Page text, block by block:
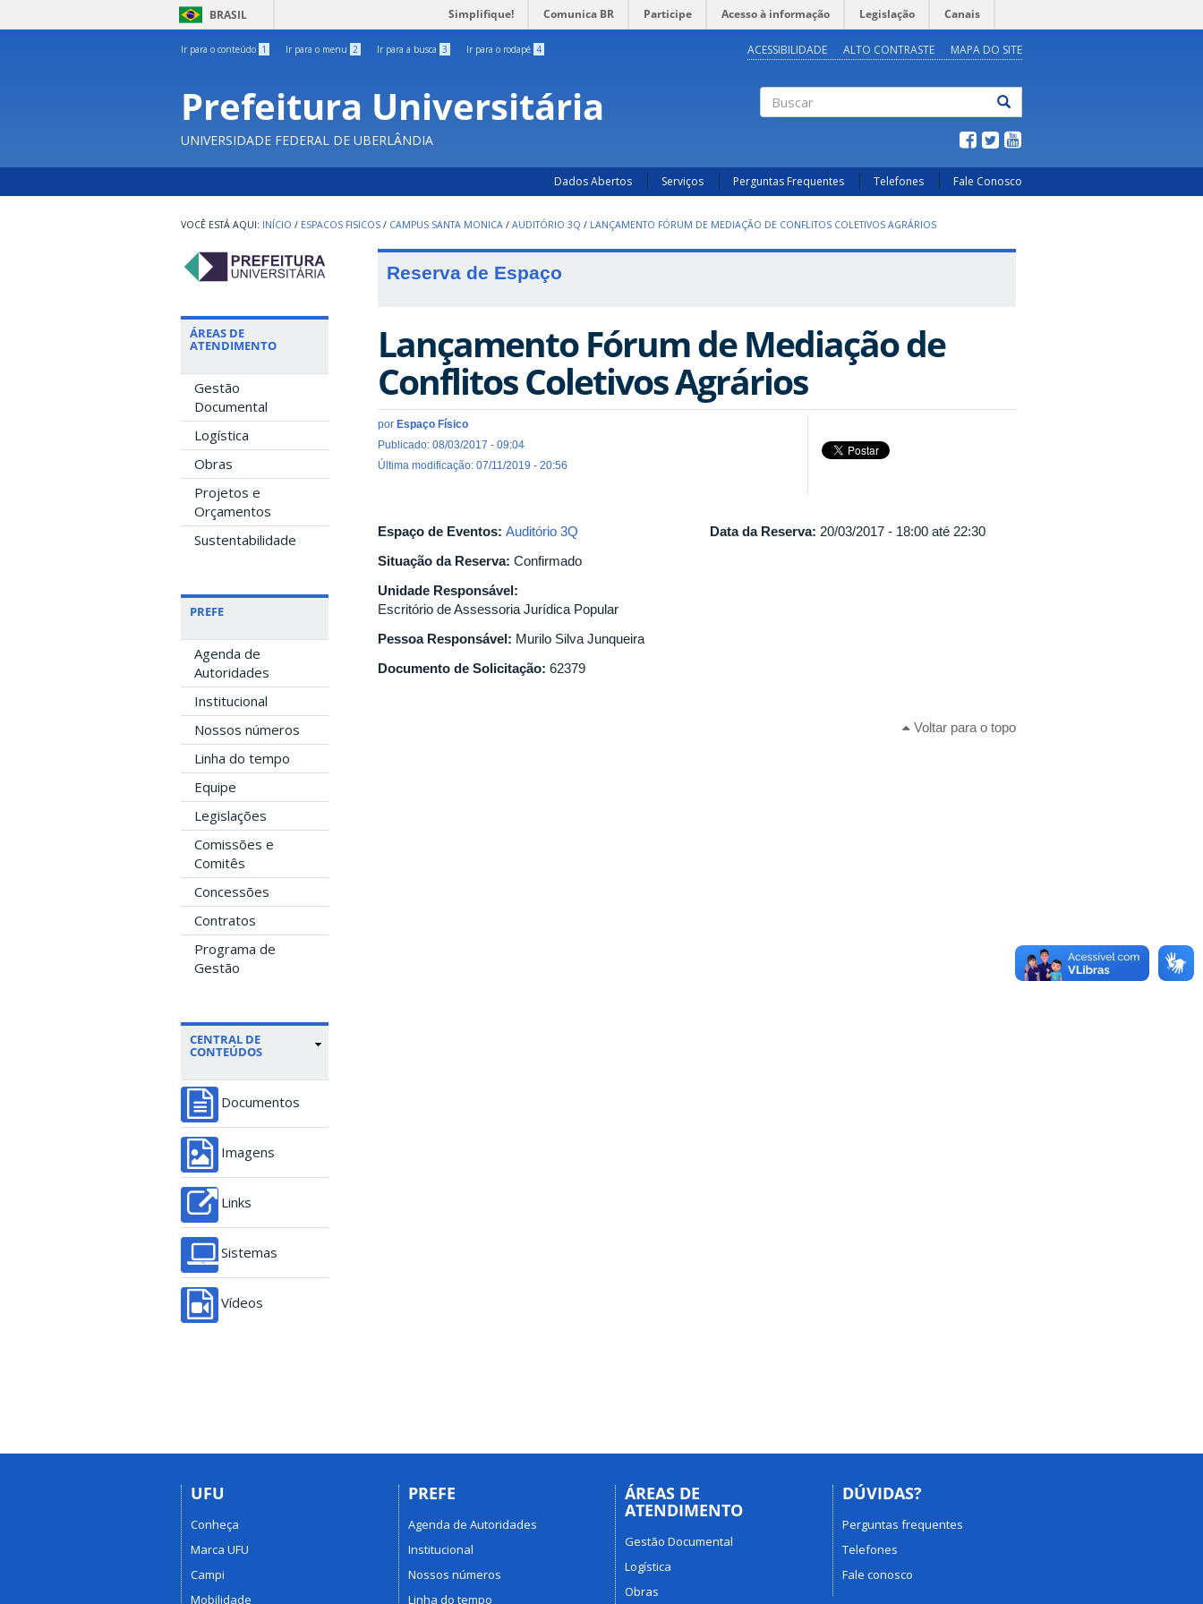
BRASIL Simplifique! Comunica BR Participe Acesso à informação Legislação Canais
Ir para o conteúdo 1 Ir para o menu 2 Ir para a busca 3 Ir para o rodapé 4 ACESSIBILIDADE ALTO CONTRASTE MAPA DO SITE
Prefeitura Universitária
UNIVERSIDADE FEDERAL DE UBERLÂNDIA
Dados Abertos Serviços Perguntas Frequentes Telefones Fale Conosco
INÍCIO / ESPACOS FISICOS / CAMPUS SANTA MONICA / AUDITÓRIO 3Q / LANÇAMENTO FÓRUM DE MEDIAÇÃO DE CONFLITOS COLETIVOS AGRÁRIOS
ÁREAS DE
ATENDIMENTO
Gestão
Documental
Logística
Obras
Projetos e
Orçamentos
Sustentabilidade
PREFE
Agenda de
Autoridades
Institucional
Nossos números
Linha do tempo
Equipe
Legislações
Comissões e
Comitês
Concessões
Contratos
Programa de
Gestão
CENTRAL DE
CONTEÚDOS
Documentos
Imagens
Links
Sistemas
Vídeos
Reserva de Espaço
Lançamento Fórum de Mediação de
Conflitos Coletivos Agrários
por Espaço Físico
Publicado: 08/03/2017 - 09:04
Última modificação: 07/11/2019 - 20:56
Espaço de Eventos: Auditório 3Q
Situação da Reserva: Confirmado
Unidade Responsável:
Escritório de Assessoria Jurídica Popular
Pessoa Responsável: Murilo Silva Junqueira
Documento de Solicitação: 62379
Data da Reserva: 20/03/2017 - 18:00 até 22:30
Voltar para o topo
UFU
Conheça
Marca UFU
Campi
Mobilidade
PREFE
Agenda de Autoridades
Institucional
Nossos números
Linha do tempo
ÁREAS DE
ATENDIMENTO
Gestão Documental
Logística
Obras
DÚVIDAS?
Perguntas frequentes
Telefones
Fale conosco